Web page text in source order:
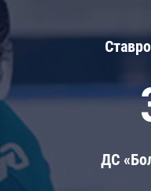
ДС